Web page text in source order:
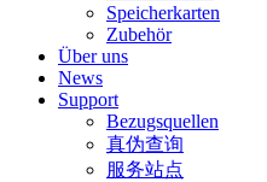
Speicherkarten
Zubehör
Über uns
News
Support
Bezugsquellen
真伪查询
服务站点